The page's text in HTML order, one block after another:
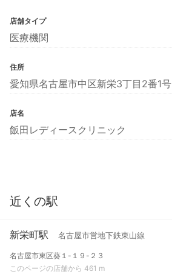
店舗タイプ
医療機関
住所
愛知県名古屋市中区新栄3丁目2番1号
店名
飯田レディースクリニック
近くの駅
新栄町駅 名古屋市営地下鉄東山線
名古屋市東区葵１-１９-２３
このページの店舗から 461 m